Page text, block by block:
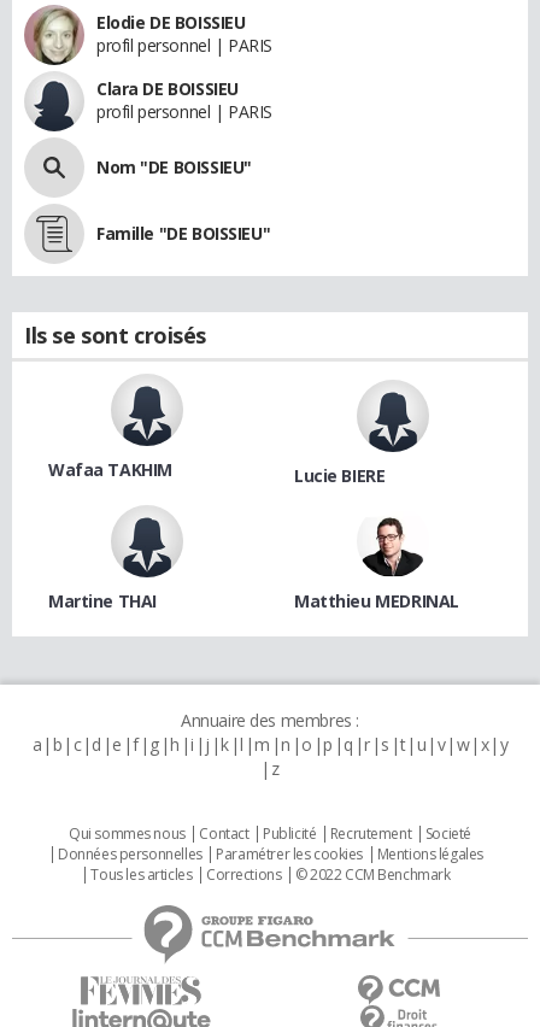
Elodie DE BOISSIEU
profil personnel | PARIS
Clara DE BOISSIEU
profil personnel | PARIS
Nom "DE BOISSIEU"
Famille "DE BOISSIEU"
Ils se sont croisés
Wafaa TAKHIM Lucie BIERE
Martine THAI Matthieu MEDRINAL
Annuaire des membres :
a b c d e f g h i j k l m n o p q r s t u v w x y
z
Qui sommes nous Contact Publicité Recrutement
Societé
Données personnelles
Paramétrer les cookies
Mentions légales
Tous les articles
Corrections © 2022 CCM Benchmark